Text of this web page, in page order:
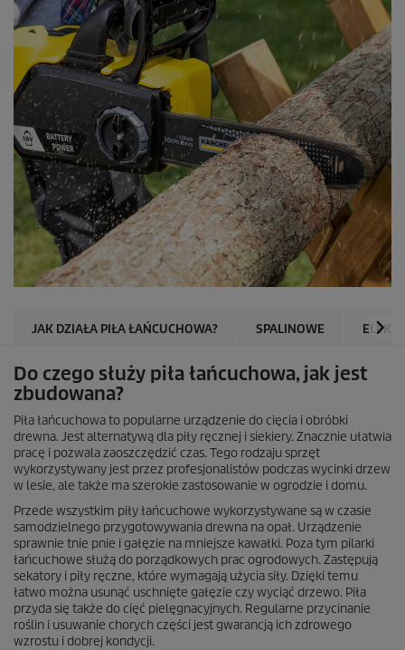
JAK DZIAŁA PIŁA ŁAŃCUCHOWA? SPALINOWE
Do czego służy piła łańcuchowa, jak jest
zbudowana?
Piła łańcuchowa to popularne urządzenie do cięcia i obróbki
drewna. Jest alternatywą dla piły ręcznej i siekiery. Znacznie ułatwia
pracę i pozwala zaoszczędzić czas. Tego rodzaju sprzęt
wykorzystywany jest przez profesjonalistów podczas wycinki drzew
w lesie, ale także ma szerokie zastosowanie w ogrodzie i domu.
Przede wszystkim piły łańcuchowe wykorzystywane są w czasie
samodzielnego przygotowywania drewna na opał. Urządzenie
sprawnie tnie pnie i gałęzie na mniejsze kawałki. Poza tym pilarki
łańcuchowe służą do porządkowych prac ogrodowych. Zastępują
sekatory i piły ręczne, które wymagają użycia siły. Dzięki temu
łatwo można usunąć uschnięte gałęzie czy wyciąć drzewo. Piła
przyda się także do cięć pielęgnacyjnych. Regularne przycinanie
roślin i usuwanie chorych części jest gwarancją ich zdrowego
wzrostu i dobrej kondycji.